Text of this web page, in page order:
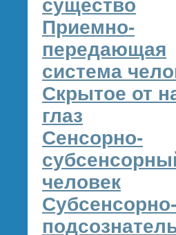
существо
Приемно-
передающая
система
Скрытое от
глаз
Сенсорно-
человек
Субсенсорно-